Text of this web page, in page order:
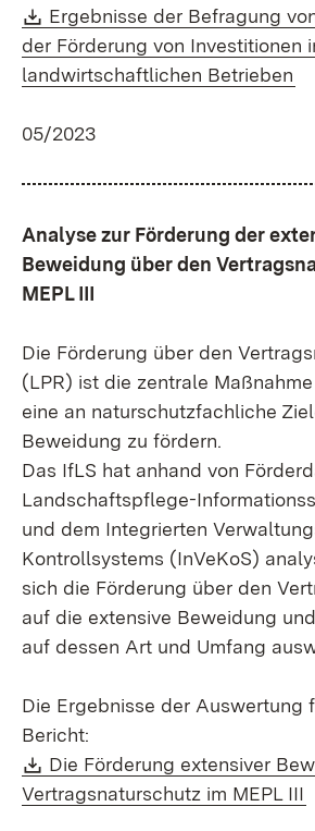
Download:
Ergebnisse der Befragung
der Förderung von Investitionen
landwirtschaftlichen Betrieben
05/2023
Analyse zur Förderung der
Beweidung über den
MEPL III
Die Förderung über den
(LPR) ist die zentrale Maßnahme
eine an naturschutzfachliche
Beweidung zu fördern.
Das IfLS hat anhand von
Landschaftspflege-
und dem Integrierten
Kontrollsystems (InVeKoS)
sich die Förderung über den
auf die extensive Beweidung
auf dessen Art und Umfang
Die Ergebnisse der Auswertung
Bericht:
Download:
Die Förderung extensiver
Vertragsnaturschutz im MEPL III